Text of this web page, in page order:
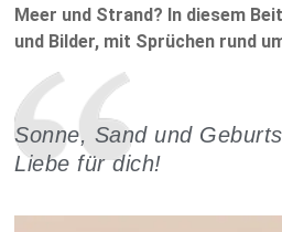
Meer und Strand? In diesem
und Bilder, mit Sprüchen rund
Sonne, Sand und
Liebe für dich!